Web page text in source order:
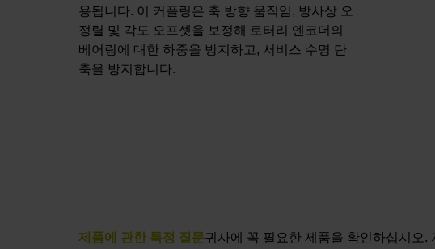
용됩니다. 이 커플링은 축 방향 움직임, 방사상 오
정렬 및 각도 오프셋을 보정해 로터리 엔코더의
베어링에 대한 하중을 방지하고, 서비스 수명 단
축을 방지합니다.
제품에 관한 특정 질문귀사에 꼭 필요한 제품을 확인하십시오